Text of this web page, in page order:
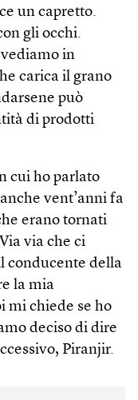
un capretto.
gli occhi.
in
carica il grano
può
di prodotti
cui ho parlato
vent’anni fa
erano tornati
via che ci
conducente della
la mia
mi chiede se ho
deciso di dire
Piranjir.